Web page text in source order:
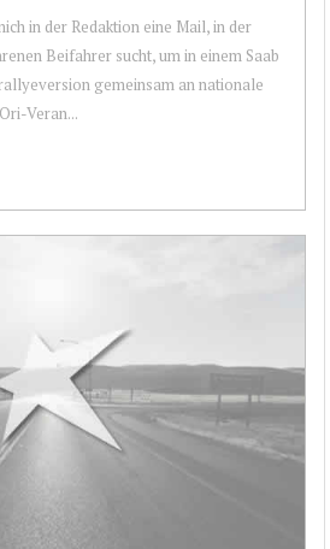
in der Redaktion eine Mail, in der
Beifahrer sucht, um in einem Saab
gemeinsam an nationale
Veran...